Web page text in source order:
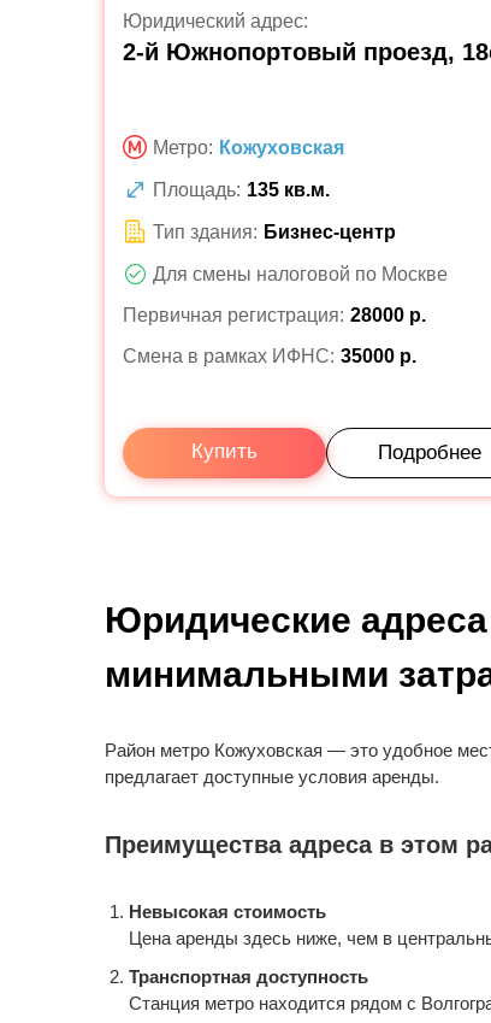
Юридический адрес:
2-й Южнопортовый проезд,
Метро: Кожуховская
Площадь: 135 кв.м.
Тип здания: Бизнес-центр
Для смены налоговой по Москве
Первичная регистрация: 28000 р.
Смена в рамках ИФНС: 35000 р.
Купить Подробнее
Юридические
минимальными
Район метро Кожуховская — это удобное
предлагает доступные условия аренды.
Преимущества адреса в этом
Невысокая стоимость
Цена аренды здесь ниже, чем в
Транспортная доступность
Станция метро находится рядом с